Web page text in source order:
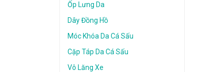
Ốp Lưng Da
Dây Đồng Hồ
Móc Khóa Da Cá Sấu
Cặp Táp Da Cá Sấu
Vô Lăng Xe